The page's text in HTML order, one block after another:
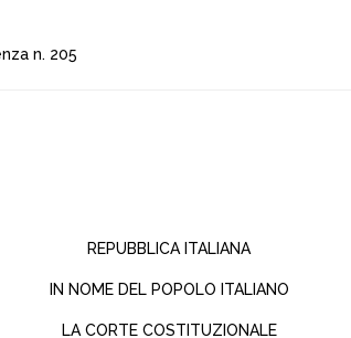
n. 205
REPUBBLICA ITALIANA
IN NOME DEL POPOLO ITALIANO
LA CORTE COSTITUZIONALE